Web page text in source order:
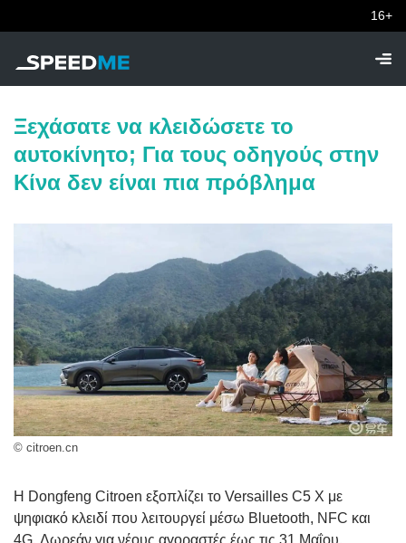
16+
Ξεχάσατε να κλειδώσετε το
αυτοκίνητο; Για τους οδηγούς στην
Κίνα δεν είναι πια πρόβλημα
© citroen.cn
Η Dongfeng Citroen εξοπλίζει το Versailles C5 X με
ψηφιακό κλειδί που λειτουργεί μέσω Bluetooth, NFC και